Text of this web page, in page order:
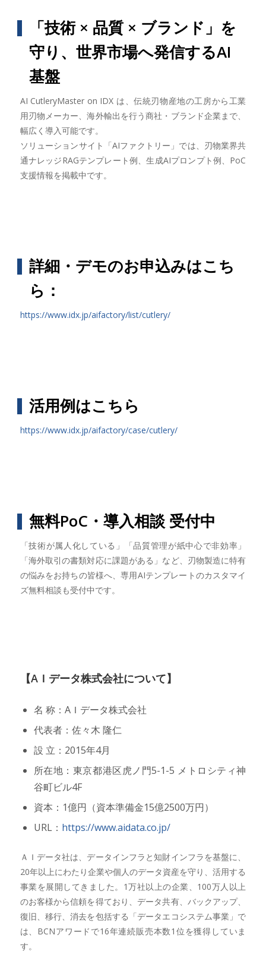
「技術 × 品質 × ブランド」を
守り、世界市場へ発信するAI
基盤
AI CutleryMaster on IDX は、伝統刃物産地の工房から工業
用刃物メーカー、海外輸出を行う商社・ブランド企業まで、
幅広く導入可能です。
ソリューションサイト「AIファクトリー」では、刃物業界共
通ナレッジRAGテンプレート例、生成AIプロンプト例、PoC
支援情報を掲載中です。
詳細・デモのお申込みはこち
ら：
https://www.idx.jp/aifactory/list/cutlery/
活用例はこちら
https://www.idx.jp/aifactory/case/cutlery/
無料PoC・導入相談 受付中
「技術が属人化している」「品質管理が紙中心で非効率」
「海外取引の書類対応に課題がある」など、刃物製造に特有
の悩みをお持ちの皆様へ、専用AIテンプレートのカスタマイ
ズ無料相談も受付中です。
【AＩデータ株式会社について】
名 称：AＩデータ株式会社
代表者：佐々木 隆仁
設 立：2015年4月
所在地：東京都港区虎ノ門5-1-5 メトロシティ神
谷町ビル4F
資本：1億円（資本準備金15億2500万円）
URL： https://www.aidata.co.jp/
ＡＩデータ社は、データインフラと知財インフラを基盤に、
20年以上にわたり企業や個人のデータ資産を守り、活用する
事業を展開してきました。1万社以上の企業、100万人以上
のお客様から信頼を得ており、データ共有、バックアップ、
復旧、移行、消去を包括する「データエコシステム事業」で
は、BCNアワードで16年連続販売本数1位を獲得していま
す。